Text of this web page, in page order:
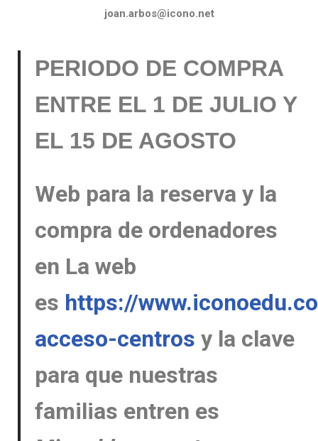
joan.arbos@icono.net
PERIODO DE COMPRA
ENTRE EL 1 DE JULIO Y
EL 15 DE AGOSTO
Web para la reserva y la
compra de ordenadores
en La web
es https://
acceso-centros y la clave
para que nuestras
familias entren es